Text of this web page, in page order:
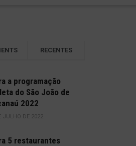
RECENTES
a programação
do São João de
2022
JULHO DE 2022
5 restaurantes